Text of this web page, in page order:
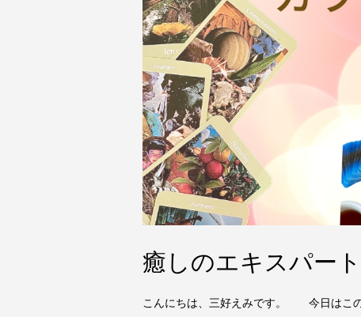
癒しのエキスパー
こんにちは、三好えみです。 今日はこの